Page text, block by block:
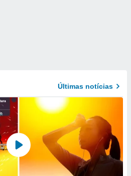
Últimas notícias